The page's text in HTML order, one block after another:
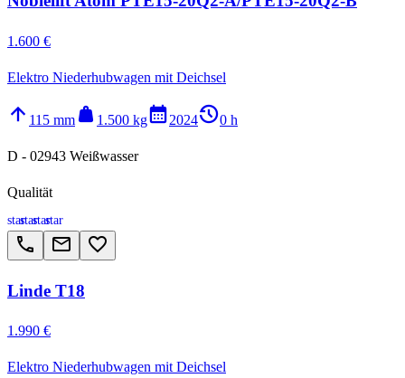
1.600 €
Elektro Niederhubwagen mit Deichsel
arrow_upward 115 mm weight 1.500 kgcalendar_month2024history_20 h
D - 02943 Weißwasser
Qualität
starstarstarstar
call email favorite_border
Linde T18
1.990 €
Elektro Niederhubwagen mit Deichsel